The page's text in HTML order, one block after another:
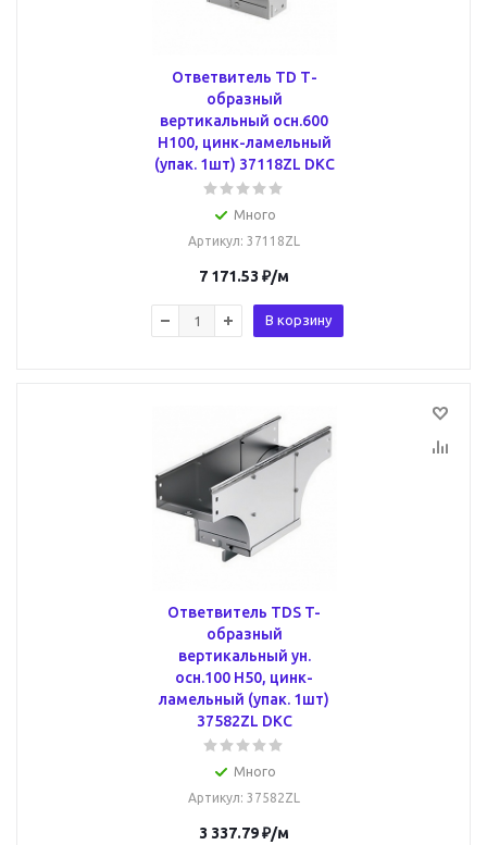
Ответвитель TD Т-
образный
вертикальный осн.600
H100, цинк-ламельный
(упак. 1шт) 37118ZL DKC
Много
Артикул: 37118ZL
7 171.53 ₽/м
В корзину
Ответвитель TDS T-
образный
вертикальный ун.
осн.100 H50, цинк-
ламельный (упак. 1шт)
37582ZL DKC
Много
Артикул: 37582ZL
3 337.79₽/м